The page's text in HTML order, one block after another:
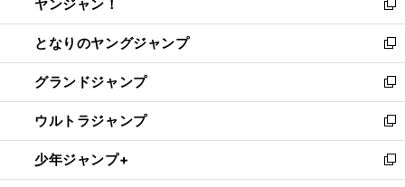
く
で
開
く
ィ
ン
ド
ウ
で
開
く
い
ウ
ィ
ン
ド
ウ
で
開
く
ヤンジャン！
新
し
い
ウ
ィ
ン
ド
ウ
で
開
となりのヤングジャンプ
新
し
い
ウ
ィ
ン
ド
ウ
グランドジャンプ
新
し
い
ウ
ィ
ン
ウルトラジャンプ
新
し
い
ウ
少年ジャンプ+
新
し